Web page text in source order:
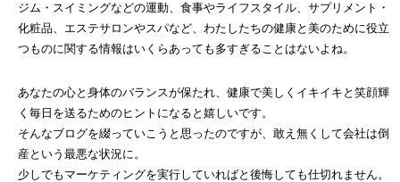
ジム・スイミングなどの運動、食事やライフスタイル、サプリメント・
化粧品、エステサロンやスパなど、わたしたちの健康と美のために役立
つものに関する情報はいくらあっても多すぎることはないよね。
あなたの心と身体のバランスが保たれ、健康で美しくイキイキと笑顔輝
く毎日を送るためのヒントになると嬉しいです。
そんなブログを綴っていこうと思ったのですが、敢え無くして会社は倒
産という最悪な状況に。
少しでもマーケティングを実行していればと後悔しても仕切れません。